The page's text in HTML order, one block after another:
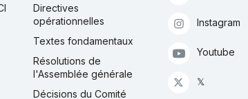
Directives
opérationnelles
Textes fondamentaux
Résolutions de
l'Assemblée générale
Décisions du Comité
Instagram
Youtube
𝕏